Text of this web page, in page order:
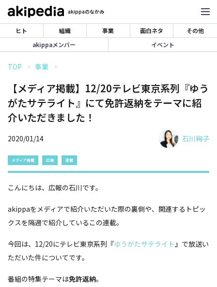
akippaのなかみ
ヒト 組織 事業 面白ネタ
その他
akippaメンバー
イベント
TOP 事業
【メディア掲載】12/20テレビ東京系列『ゆう
がたサテライト』にて免許返納をテーマに紹
介いただきました！
2020/01/14 石川絢子
メディア掲載 広報 連載
こんにちは、広報の石川です。
akippaをメディアで紹介いただいた際の裏側や、関連するトピッ
クスを隔週で紹介しているこの連載。
今回は、12/20にテレビ東京系列『ゆうがたサテライト』で放送い
ただいた件についてです。
番組の特集テーマは免許返納。